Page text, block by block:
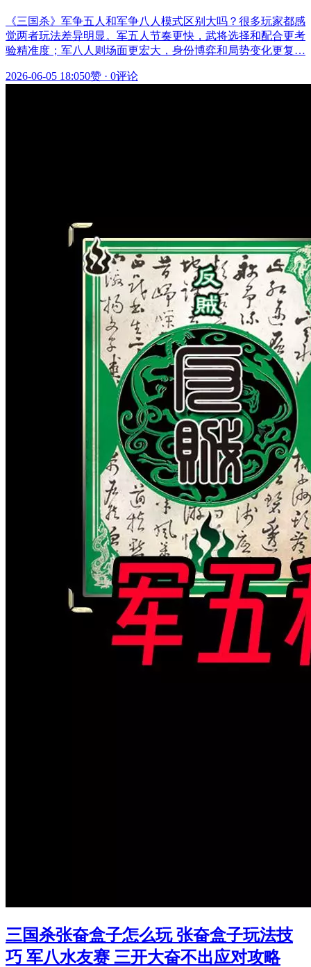
《三国杀》军争五人和军争八人模式区别大吗？很多玩家都感
觉两者玩法差异明显。军五人节奏更快，武将选择和配合更考
验精准度；军八人则场面更宏大，身份博弈和局势变化更复…
2026-06-05 18:050赞 · 0评论
三国杀张奋盒子怎么玩 张奋盒子玩法技
巧 军八水友赛 三开大奋不出应对攻略